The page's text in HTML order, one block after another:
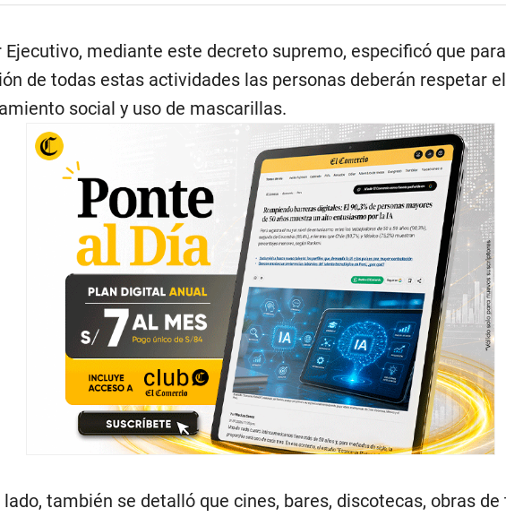
Ejecutivo, mediante este decreto supremo, especificó que
de todas estas actividades las personas deberán respetar el
social y uso de mascarillas.
también se detalló que cines, bares, discotecas, obras de